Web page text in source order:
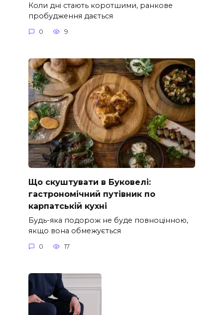
Коли дні стають коротшими, ранкове
пробудження дається
0 9
Що скуштувати в Буковелі:
гастрономічний путівник по
карпатській кухні
Будь-яка подорож не буде повноцінною,
якщо вона обмежується
0 17